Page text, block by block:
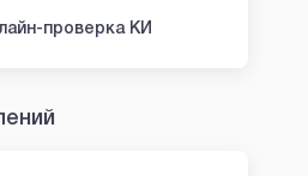
проверка КИ